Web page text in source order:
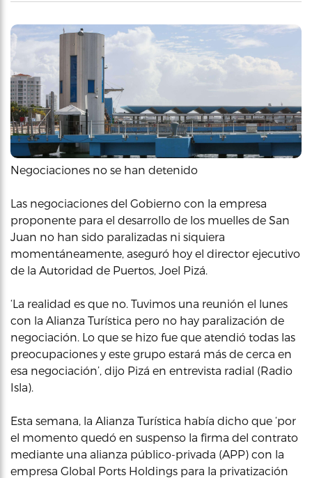
Negociaciones no se han detenido
Las negociaciones del Gobierno con la empresa
proponente para el desarrollo de los muelles de San
Juan no han sido paralizadas ni siquiera
momentáneamente, aseguró hoy el director ejecutivo
de la Autoridad de Puertos, Joel Pizá.
‘La realidad es que no. Tuvimos una reunión el lunes
con la Alianza Turística pero no hay paralización de
negociación. Lo que se hizo fue que atendió todas las
preocupaciones y este grupo estará más de cerca en
esa negociación’, dijo Pizá en entrevista radial (Radio
Isla).
Esta semana, la Alianza Turística había dicho que ‘por
el momento quedó en suspenso la firma del contrato
mediante una alianza público-privada (APP) con la
empresa Global Ports Holdings para la privatización